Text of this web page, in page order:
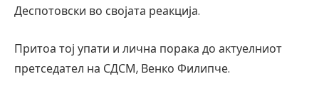
Деспотовски во својата реакција.
Притоа тој упати и лична порака до актуелниот
претседател на СДСМ, Венко Филипче.